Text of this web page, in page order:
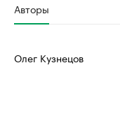
Авторы
Олег Кузнецов